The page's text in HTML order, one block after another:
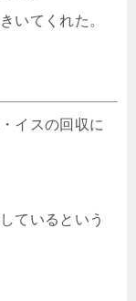
いてくれた。
イスの回収に
ているという